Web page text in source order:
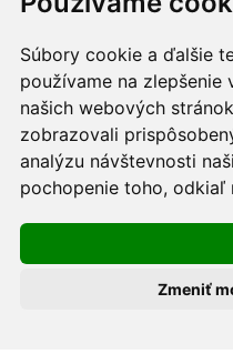
Súbory cookie a ďalšie
používame na zlepšenie
našich webových
zobrazovali
analýzu návštevnosti
pochopenie toho, odkiaľ
Zmeniť
Používame
Skopírovaním textu
stránky tohto webu a
porušíte práva MUDr.
aj práva ďalších osôb
pre